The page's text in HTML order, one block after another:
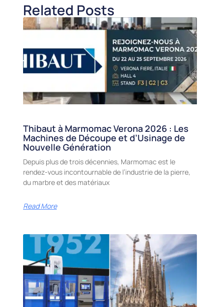
Related Posts
Thibaut à Marmomac Verona 2026 : Les
Machines de Découpe et d’Usinage de
Nouvelle Génération
Depuis plus de trois décennies, Marmomac est le
rendez-vous incontournable de l’industrie de la pierre,
du marbre et des matériaux
Read More